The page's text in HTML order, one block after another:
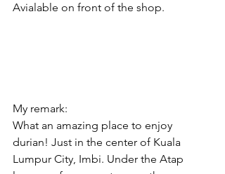
Avialable on front of the shop.
My remark:
What an amazing place to enjoy
durian! Just in the center of Kuala
Lumpur City, Imbi. Under the Atap